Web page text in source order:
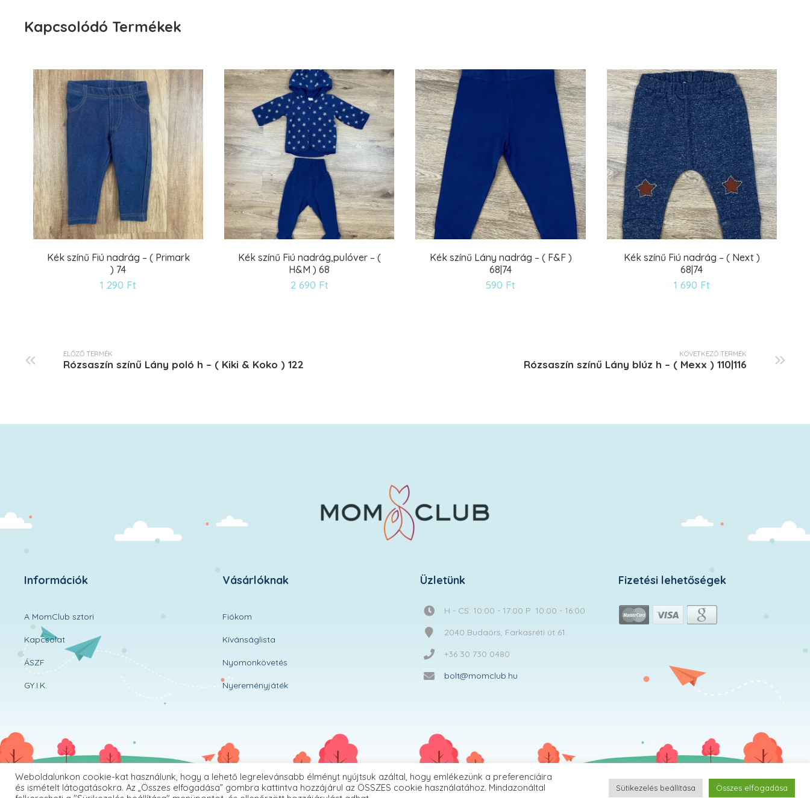
Kapcsolódó Termékek
Kék színű Fiú nadrág – ( Primark
) 74
1 290 Ft
Kék színű Fiú nadrág,pulóver – (
H&M ) 68
2 690 FtKívánságlistára
Kék színű Lány nadrág – ( F&F )
68|74
590 Ft
Kék színű Fiú nadrág – ( Next )
68|74
1 690 Ft
ELŐZŐ TERMÉK
Rózsaszín színű Lány poló h – ( Kiki & Koko ) 122
KÖVETKEZŐ TERMÉK
Rózsaszín színű Lány blúz h – ( Mexx ) 110|116
Információk
A MomClub sztori
Kapcsolat
ÁSZF
GY.I.K.
Vásárlóknak
Fiókom
Kívánságlista
Nyomonkövetés
Nyereményjáték
Üzletünk
H - CS: 10:00 - 17:00 P: 10:00 - 16:00
2040 Budaörs, Farkasréti út 61.
+36 30 730 0480
bolt@momclub.hu
Fizetési lehetőségek
MomClub.hu | © 2026 Minden jog fenntartva!
Weboldalunkon cookie-kat használunk, hogy a lehető legrelevánsabb élményt nyújtsuk azáltal, hogy emlékezünk a preferenciáira
és ismételt látogatásokra. Az „Összes elfogadása” gombra kattintva hozzájárul az ÖSSZES cookie használatához. Mindazonáltal
Sütikezelés beállítása Összes elfogadása